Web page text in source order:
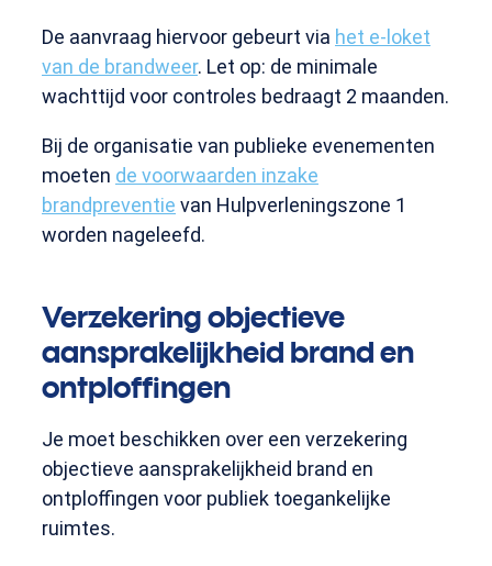
De aanvraag hiervoor gebeurt via het e-loket
van de brandweer. Let op: de minimale
wachttijd voor controles bedraagt 2 maanden.
Bij de organisatie van publieke evenementen
moeten de voorwaarden inzake
brandpreventie van Hulpverleningszone 1
worden nageleefd.
Verzekering objectieve
aansprakelijkheid brand en
ontploffingen
Je moet beschikken over een verzekering
objectieve aansprakelijkheid brand en
ontploffingen voor publiek toegankelijke
ruimtes.